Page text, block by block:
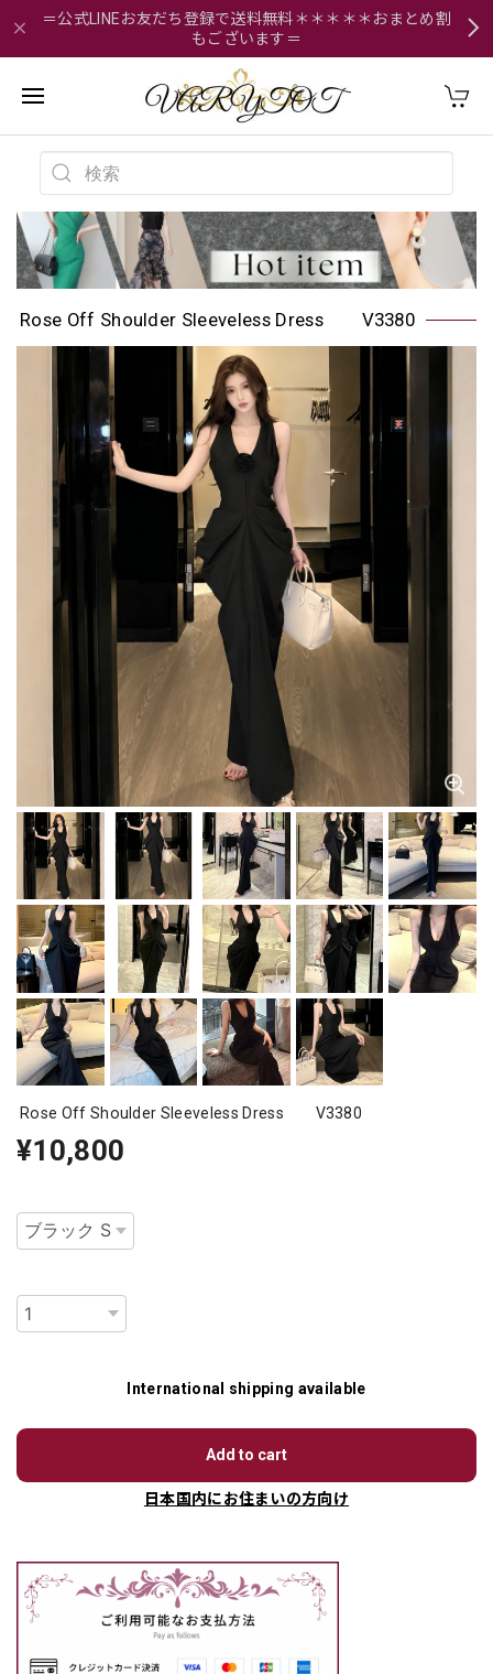
＝公式LINEお友だち登録で送料無料＊＊＊＊＊おまとめ割
もございます＝
Rose Off Shoulder Sleeveless Dress V3380
Rose Off Shoulder Sleeveless Dress V3380
¥10,800
International shipping available
Add to cart
日本国内にお住まいの方向け